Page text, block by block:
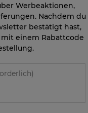
Werbeaktionen,
Nachdem du
bestätigt hast,
einem Rabattcode